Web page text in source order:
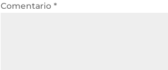
Comentario*